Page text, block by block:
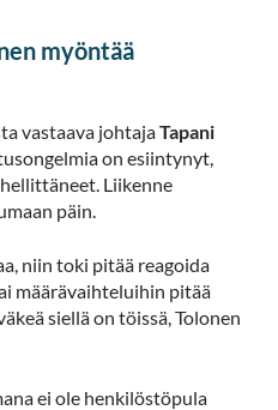
myöntää
vastaava johtajaTapani
on esiintynyt,
Liikenne
päin.
niin toki pitää reagoida
määrävaihteluihin pitää
siellä on töissä, Tolonen
ei ole henkilöstöpula